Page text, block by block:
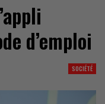
d’emploi
SOCIÉTÉ